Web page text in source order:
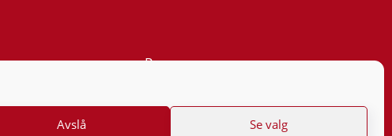
Avslå Se valg
Personvern